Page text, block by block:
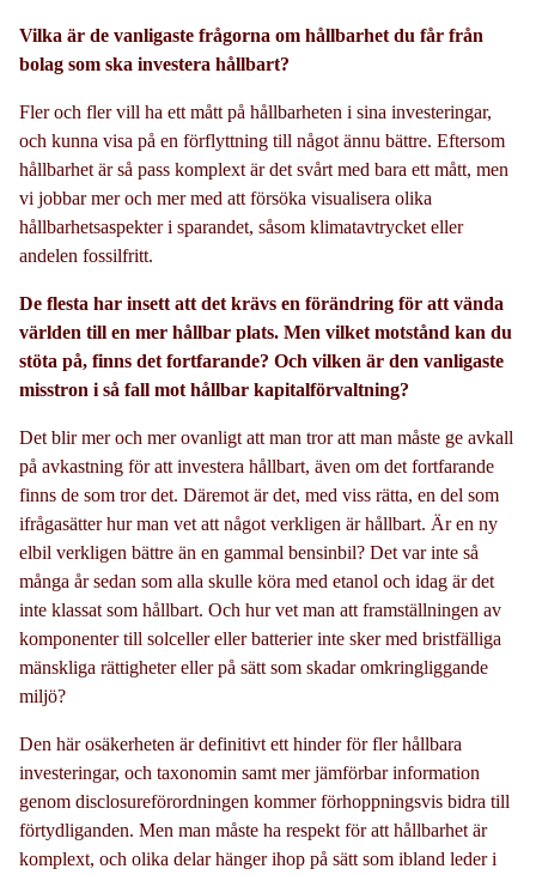
Vilka är de vanligaste frågorna om hållbarhet du får från
bolag som ska investera hållbart?
Fler och fler vill ha ett mått på hållbarheten i sina investeringar,
och kunna visa på en förflyttning till något ännu bättre. Eftersom
hållbarhet är så pass komplext är det svårt med bara ett mått, men
vi jobbar mer och mer med att försöka visualisera olika
hållbarhetsaspekter i sparandet, såsom klimatavtrycket eller
andelen fossilfritt.
De flesta har insett att det krävs en förändring för att vända
världen till en mer hållbar plats. Men vilket motstånd kan du
stöta på, finns det fortfarande? Och vilken är den vanligaste
misstron i så fall mot hållbar kapitalförvaltning?
Det blir mer och mer ovanligt att man tror att man måste ge avkall
på avkastning för att investera hållbart, även om det fortfarande
finns de som tror det. Däremot är det, med viss rätta, en del som
ifrågasätter hur man vet att något verkligen är hållbart. Är en ny
elbil verkligen bättre än en gammal bensinbil? Det var inte så
många år sedan som alla skulle köra med etanol och idag är det
inte klassat som hållbart. Och hur vet man att framställningen av
komponenter till solceller eller batterier inte sker med bristfälliga
mänskliga rättigheter eller på sätt som skadar omkringliggande
miljö?
Den här osäkerheten är definitivt ett hinder för fler hållbara
investeringar, och taxonomin samt mer jämförbar information
genom disclosureförordningen kommer förhoppningsvis bidra till
förtydliganden. Men man måste ha respekt för att hållbarhet är
komplext, och olika delar hänger ihop på sätt som ibland leder i